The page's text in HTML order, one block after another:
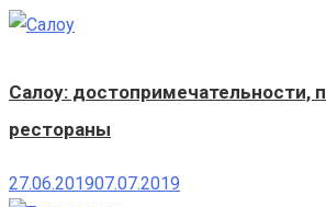
Салоу: достопримечательности,
рестораны
27.06.201907.07.2019